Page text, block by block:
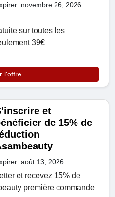
novembre 26, 2026
sur toutes les
39€
l'offre
et
de 15% de
août 13, 2026
et recevez 15% de
première commande